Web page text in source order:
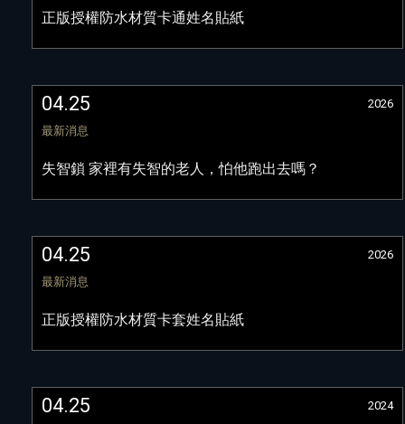
正版授權防水材質卡通姓名貼紙
04.25
2026
最新消息
失智鎖 家裡有失智的老人，怕他跑出去嗎？
04.25
2026
最新消息
正版授權防水材質卡套姓名貼紙
04.25
2024